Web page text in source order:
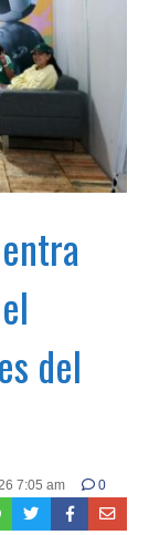
del
7:05 am 0